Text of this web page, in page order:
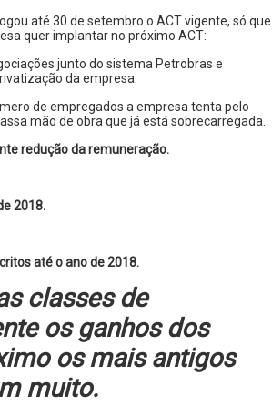
até 30 de setembro o ACT vigente, só que
quer implantar no próximo ACT:
junto do sistema Petrobras e
da empresa.
de empregados a empresa tenta pelo
mão de obra que já está sobrecarregada.
redução da remuneração.
2018.
até o ano de 2018.
classes de
os ganhos dos
os mais antigos
muito.